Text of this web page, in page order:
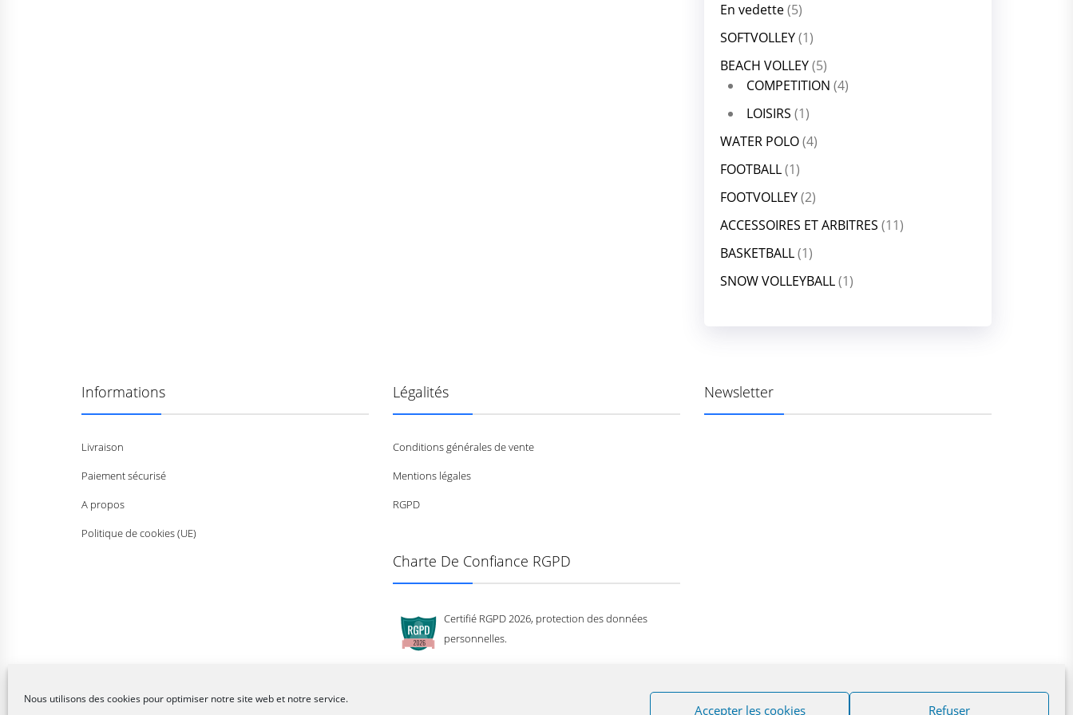
Nous utilisons des cookies pour optimiser notre site web et notre service.
Accepter les cookies Refuser
En vedette(5)
SOFTVOLLEY(1)
BEACH VOLLEY(5)
COMPETITION (4)
LOISIRS (1)
WATER POLO(4)
FOOTBALL(1)
FOOTVOLLEY(2)
ACCESSOIRES ET ARBITRES (11)
BASKETBALL(1)
SNOW VOLLEYBALL(1)
Informations
Livraison
Paiement sécurisé
A propos
Politique de cookies (UE)
Légalités
Conditions générales de vente
Mentions légales
RGPD
Charte De Confiance RGPD
Certifié RGPD 2026, protection des données
personnelles.
Newsletter